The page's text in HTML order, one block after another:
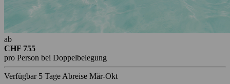
ab
CHF 755
pro Person bei Doppelbelegung
Verfügbar 5 Tage Abreise Mär-Okt